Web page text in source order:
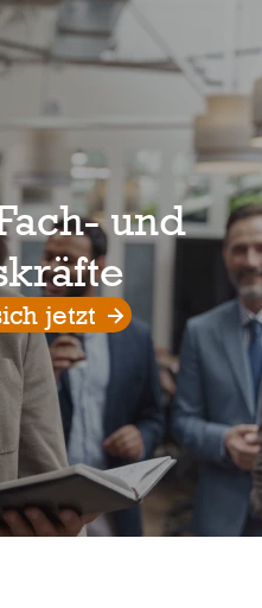
und
jetzt